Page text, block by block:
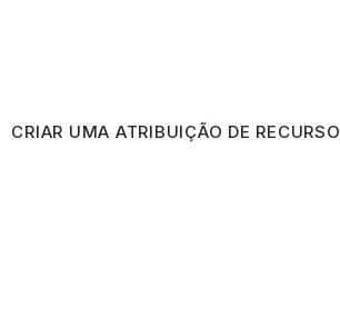
CRIAR UMA ATRIBUIÇÃO DE RECURSO